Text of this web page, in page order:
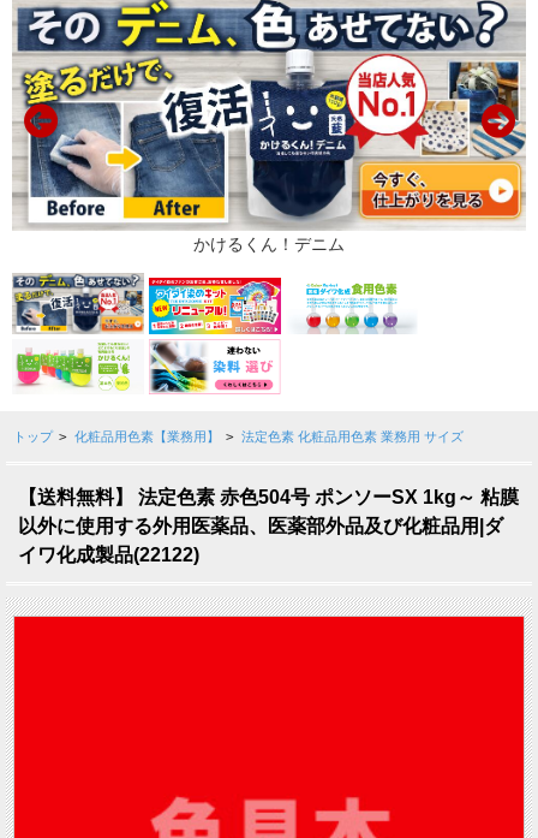
トップ > 化粧品用色素【業務用】 > 法定色素 化粧品用色素 業務用 サイズ
【送料無料】 法定色素 赤色504号 ポンソーSX 1kg～ 粘膜
以外に使用する外用医薬品、医薬部外品及び化粧品用|ダ
イワ化成製品(22122)